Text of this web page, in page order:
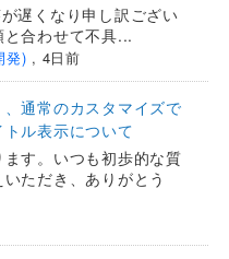
遅くなり申し訳ござい
合わせて不具...
発) , 4日前
通常のカスタマイズで
ル表示について
す。いつも初歩的な質
ただき、ありがとう